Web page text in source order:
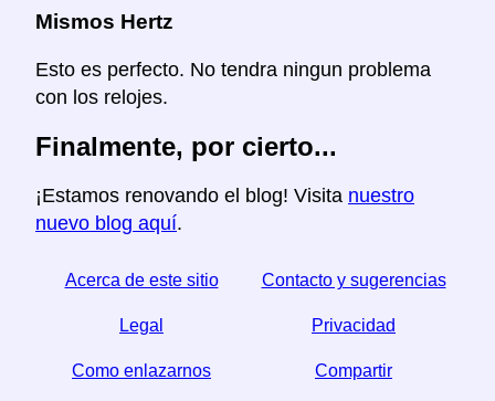
Mismos Hertz
Esto es perfecto. No tendra ningun problema
con los relojes.
Finalmente, por cierto...
¡Estamos renovando el blog! Visita nuestro
nuevo blog aquí.
Acerca de este sitio Contacto y sugerencias
Legal Privacidad
Como enlazarnos Compartir